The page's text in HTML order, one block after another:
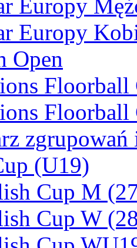
Europy
Europy
Open
Floorball
Floorball
(U19)
Cup M
Cup W